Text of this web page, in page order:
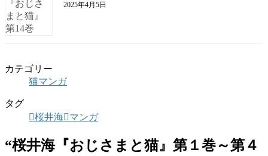
2025年4月5日
カテゴリー
猫マンガ
タグ
桜井海
マンガ
“桜井海『おじさまと猫』第１巻～第４